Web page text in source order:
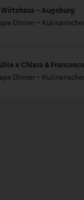
- Augsburg
Dinner –
x Chiara &
Dinner –